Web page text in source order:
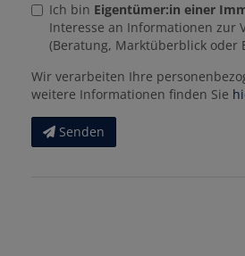
Ich bin Eigentümer:in einer
Interesse an Informationen zur
(Beratung, Marktüberblick oder
Wir verarbeiten Ihre
weitere Informationen finden Sie
Senden